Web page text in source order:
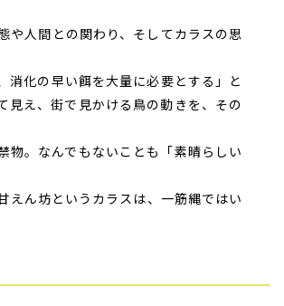
人間との関わり、そしてカラスの思
化の早い餌を大量に必要とする」と
見え、街で見かける鳥の動きを、その
。なんでもないことも「素晴らしい
ん坊というカラスは、一筋縄ではい